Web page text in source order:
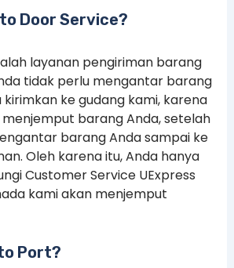
Door Service?
layanan pengiriman barang
tidak perlu mengantar barang
ke gudang kami, karena
barang Anda, setelah
barang Anda sampai ke
Oleh karena itu, Anda hanya
Customer Service UExpress
kami akan menjemput
Port?